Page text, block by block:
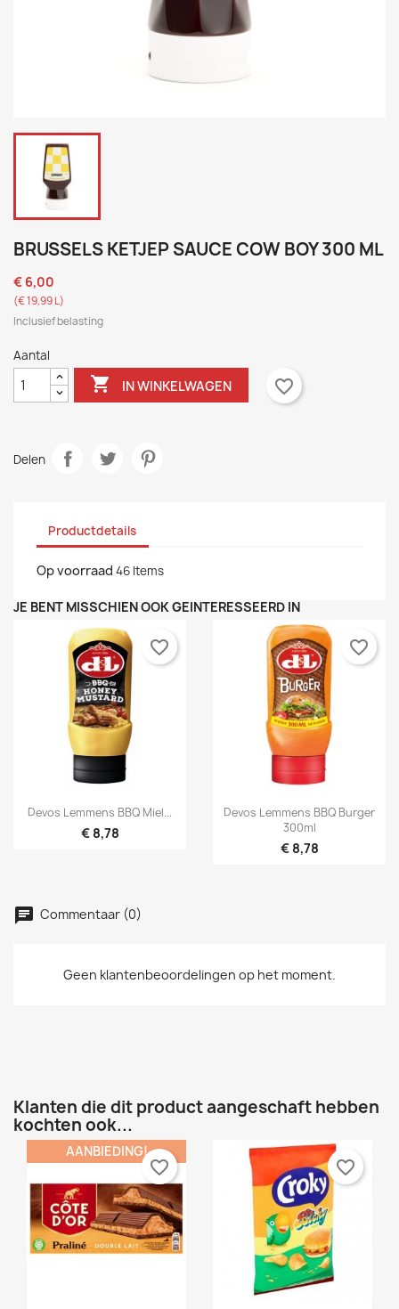
Maak een verlanglijst
Annuleren Maak een verlanglijst
Annuleren Inloggen
BRUSSELS KETJEP SAUCE COW BOY 300 ML
€ 6,00
(€ 19,99 L)
Inclusief belasting
Aantal
 IN WINKELWAGEN favorite_border
Delen
Productdetails
Op voorraad 46 Items
JE BENT MISSCHIEN OOK GEÏNTERESSEERD IN
Snel bekijken
Devos Lemmens BBQ Miel...
€ 8,78
favorite_border
Snel bekijken
Devos Lemmens BBQ Burger
300ml
€ 8,78
favorite_border
Commentaar (0)
Geen klantenbeoordelingen op het moment.
Klanten die dit product aangeschaft hebben
kochten ook...
AANBIEDING!
favorite_border favorite_border